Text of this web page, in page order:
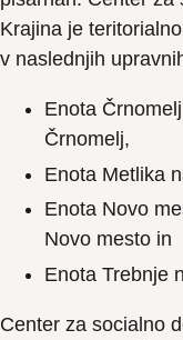
Krajina je
v naslednjih
Enota
Črnomelj,
Enota Metlika
Enota Novo
Novo mesto in
Enota Trebnje
Center za socialno